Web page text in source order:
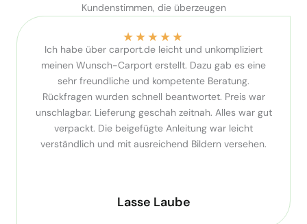
Kundenstimmen, die überzeugen
★★★★★
Ich habe über carport.de leicht und unkompliziert
meinen Wunsch-Carport erstellt. Dazu gab es eine
sehr freundliche und kompetente Beratung.
Rückfragen wurden schnell beantwortet. Preis war
unschlagbar. Lieferung geschah zeitnah. Alles war gut
verpackt. Die beigefügte Anleitung war leicht
verständlich und mit ausreichend Bildern versehen.
Lasse Laube